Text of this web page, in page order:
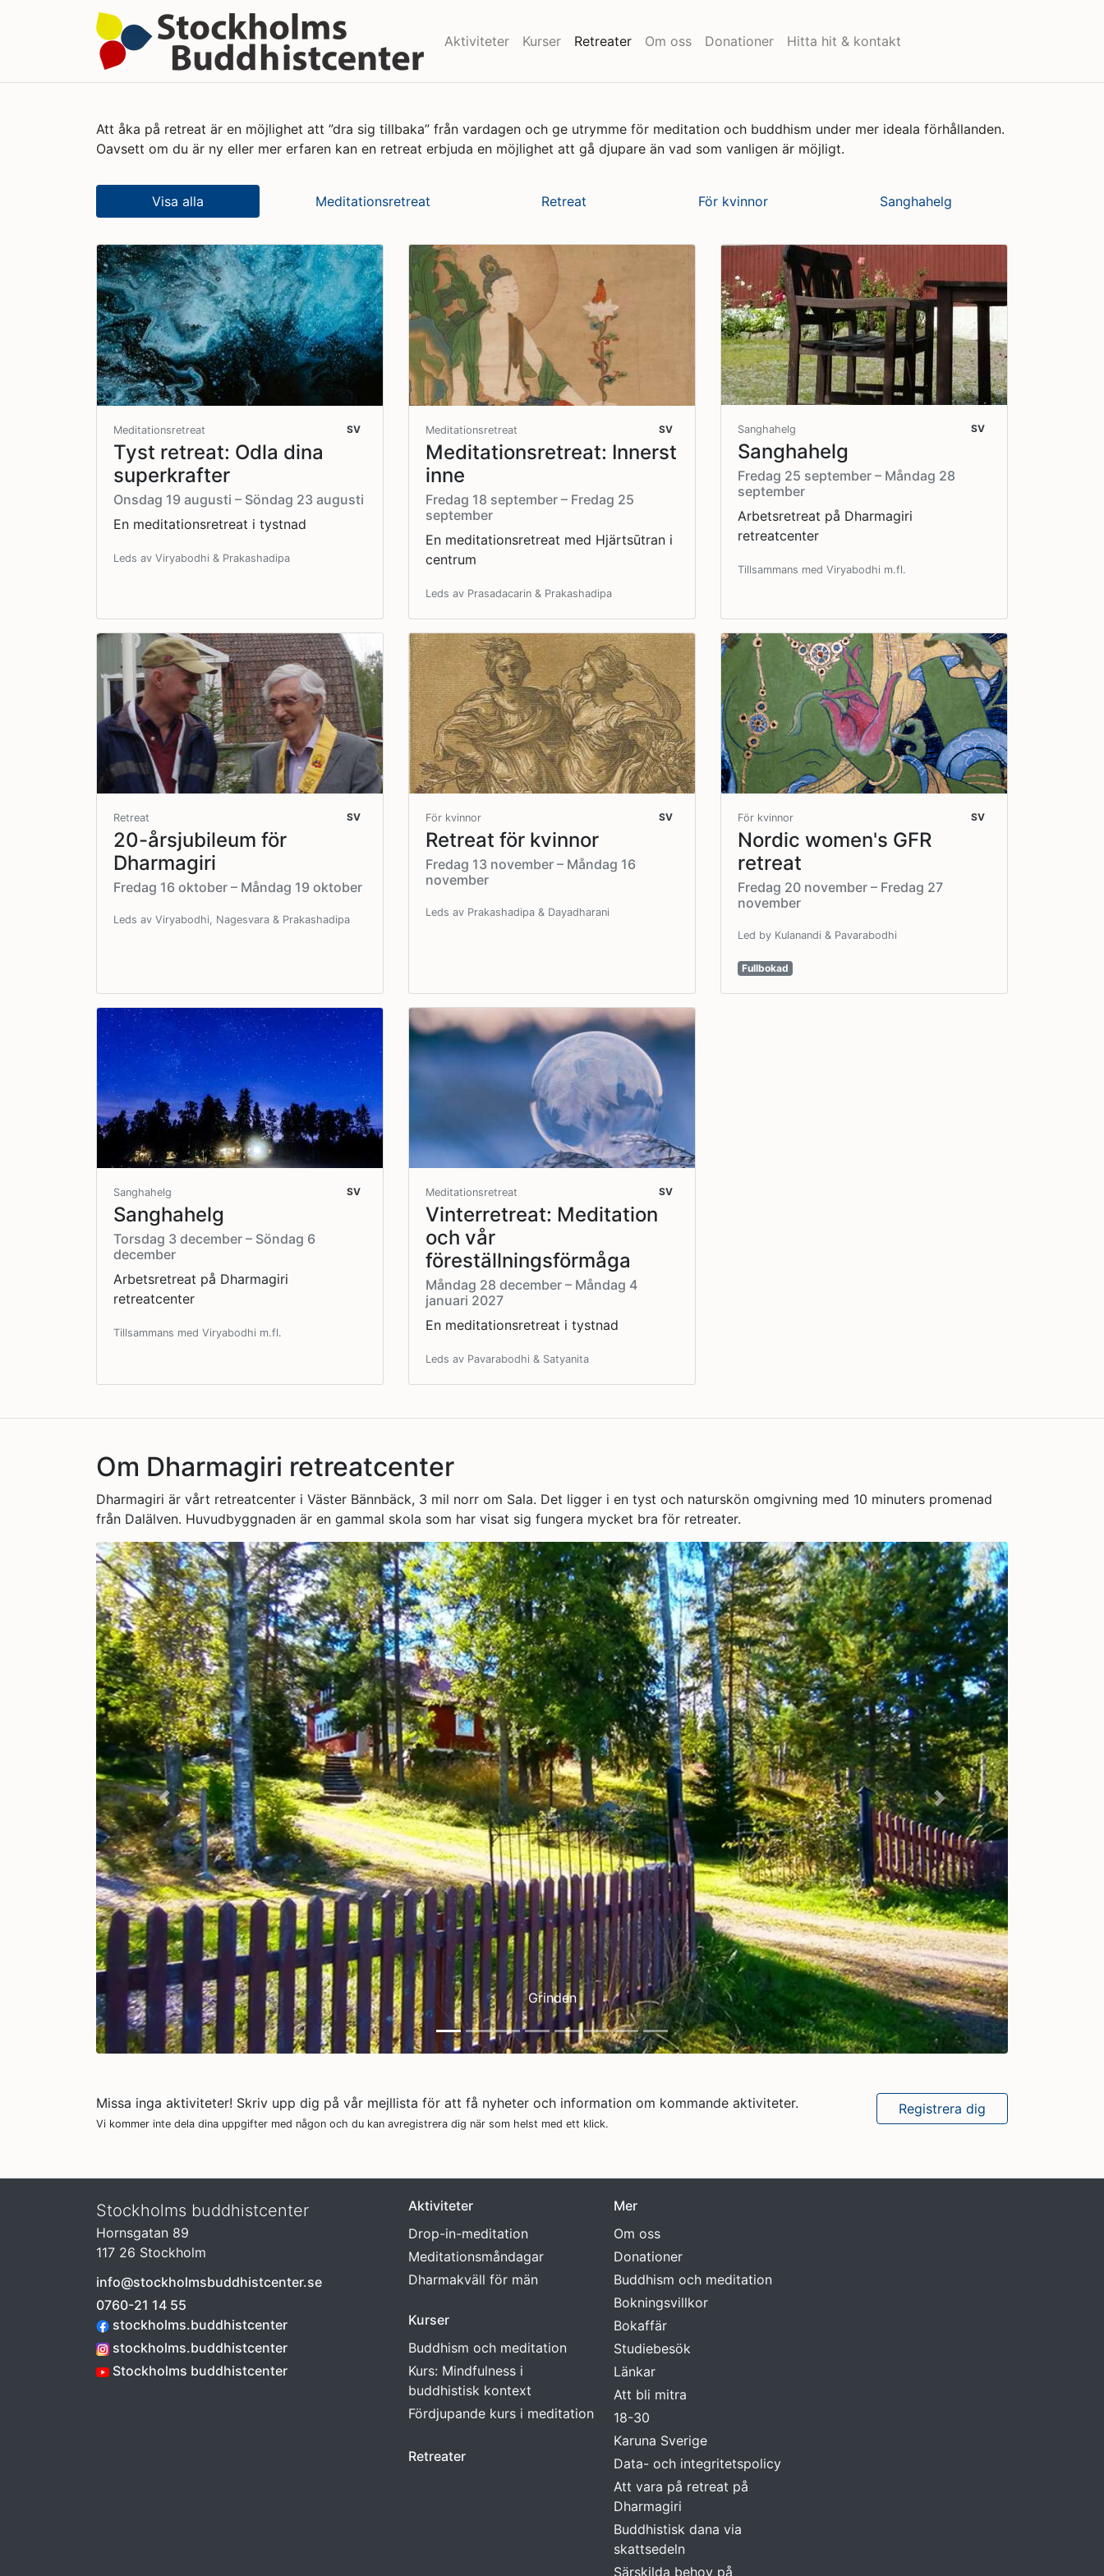
Aktiviteter Kurser Retreater Om oss Donationer Hitta hit & kontakt
Att åka på retreat är en möjlighet att ”dra sig tillbaka” från vardagen och ge utrymme för meditation och buddhism under mer ideala förhållanden.
Oavsett om du är ny eller mer erfaren kan en retreat erbjuda en möjlighet att gå djupare än vad som vanligen är möjligt.
Visa alla Meditationsretreat Retreat För kvinnor Sanghahelg
SV
Meditationsretreat
Tyst retreat: Odla dina
superkrafter
Onsdag 19 augusti – Söndag 23 augusti
En meditationsretreat i tystnad
Leds av Viryabodhi & Prakashadipa
SV
Meditationsretreat
Meditationsretreat: Innerst
inne
Fredag 18 september – Fredag 25
september
En meditationsretreat med Hjärtsūtran i
centrum
Leds av Prasadacarin & Prakashadipa
SV
Sanghahelg
Sanghahelg
Fredag 25 september – Måndag 28
september
Arbetsretreat på Dharmagiri
retreatcenter
Tillsammans med Viryabodhi m.fl.
SV
Retreat
20-årsjubileum för
Dharmagiri
Fredag 16 oktober – Måndag 19 oktober
Leds av Viryabodhi, Nagesvara & Prakashadipa
SV
För kvinnor
Retreat för kvinnor
Fredag 13 november – Måndag 16
november
Leds av Prakashadipa & Dayadharani
SV
För kvinnor
Nordic women's GFR
retreat
Fredag 20 november – Fredag 27
november
Led by Kulanandi & Pavarabodhi
Fullbokad
SV
Sanghahelg
Sanghahelg
Torsdag 3 december – Söndag 6
december
Arbetsretreat på Dharmagiri
retreatcenter
Tillsammans med Viryabodhi m.fl.
SV
Meditationsretreat
Vinterretreat: Meditation
och vår
föreställningsförmåga
Måndag 28 december – Måndag 4
januari 2027
En meditationsretreat i tystnad
Leds av Pavarabodhi & Satyanita
Om Dharmagiri retreatcenter
Dharmagiri är vårt retreatcenter i Väster Bännbäck, 3 mil norr om Sala. Det ligger i en tyst och naturskön omgivning med 10 minuters promenad
från Dalälven. Huvudbyggnaden är en gammal skola som har visat sig fungera mycket bra för retreater.
Kvarnruin, Dalälven
Previous Next
Missa inga aktiviteter! Skriv upp dig på vår mejllista för att få nyheter och information om kommande aktiviteter.
Vi kommer inte dela dina uppgifter med någon och du kan avregistrera dig när som helst med ett klick.
Registrera dig
Stockholms buddhistcenter
Hornsgatan 89
117 26 Stockholm
info@stockholmsbuddhistcenter.se
0760-21 14 55
stockholms.buddhistcenter
stockholms.buddhistcenter
Stockholms buddhistcenter
Aktiviteter
Drop-in-meditation
Meditationsmåndagar
Dharmakväll för män
Kurser
Buddhism och meditation
Kurs: Mindfulness i
buddhistisk kontext
Fördjupande kurs i meditation
Retreater
Mer
Om oss
Donationer
Buddhism och meditation
Bokningsvillkor
Bokaffär
Studiebesök
Länkar
Att bli mitra
18-30
Karuna Sverige
Data- och integritetspolicy
Att vara på retreat på
Dharmagiri
Buddhistisk dana via
skattsedeln
Särskilda behov på